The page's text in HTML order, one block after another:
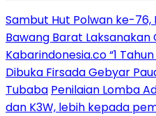
Sambut Hut Polwan ke-76,
Bawang Barat Laksanakan
Kabarindonesia.co “1
Dibuka Firsada Gebyar
Tubaba Penilaian Lomba
dan K3W, lebih kepada